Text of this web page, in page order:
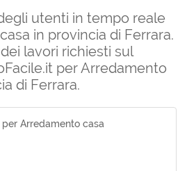
utenti in tempo reale
in provincia di Ferrara.
lavori richiesti sul
per Arredamento
di Ferrara.
Arredamento casa